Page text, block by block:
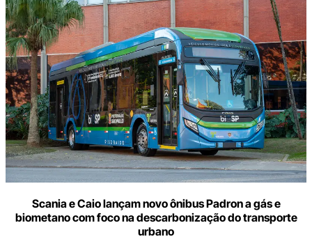
Scania e Caio lançam novo ônibus Padron a gás e
biometano com foco na descarbonização do transporte
urbano